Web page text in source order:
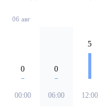
06 авг
0
00:00
0
06:00
5
12:00